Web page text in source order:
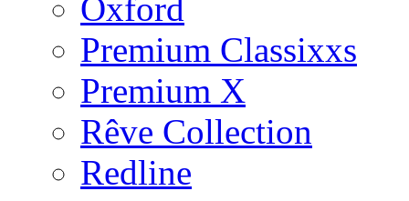
Oxford
Premium Classixxs
Premium X
Rêve Collection
Redline